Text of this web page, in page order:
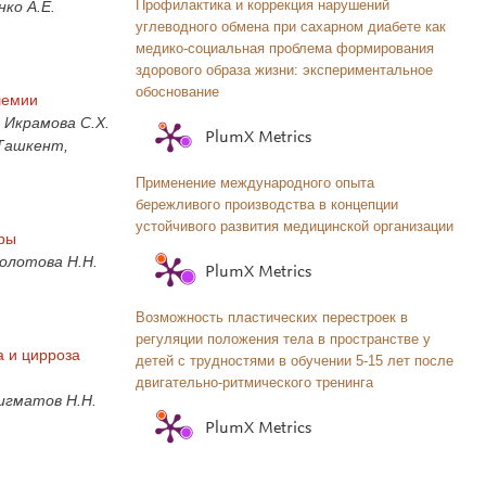
А.Е.
С.Х.
Н.Н.
и цирроза
Н.Н.
Профилактика и коррекция нарушений
углеводного обмена при сахарном диабете как
медико-социальная проблема формирования
здорового образа жизни: экспериментальное
обоснование
PlumX Metrics
Применение международного опыта
бережливого производства в концепции
устойчивого развития медицинской организации
PlumX Metrics
Возможность пластических перестроек в
регуляции положения тела в пространстве у
детей с трудностями в обучении 5-15 лет после
двигательно-ритмического тренинга
PlumX Metrics